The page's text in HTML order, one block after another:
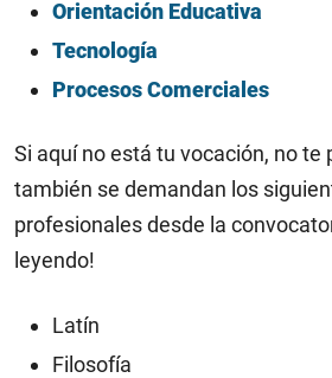
Orientación Educativa
Tecnología
Procesos Comerciales
Si aquí no está tu vocación, no te
también se demandan los
profesionales desde la
leyendo!
Latín
Filosofía